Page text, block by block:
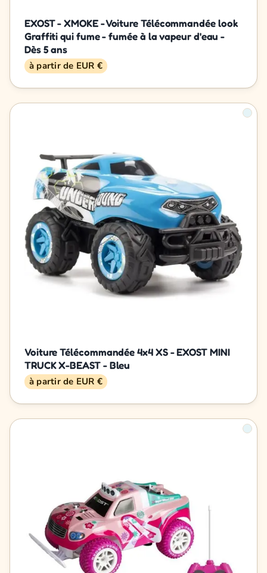
EXOST - XMOKE - Voiture Télécommandée look
Graffiti qui fume - fumée à la vapeur d'eau -
Dès 5 ans
à partir de EUR €
Voiture Télécommandée 4x4 XS - EXOST MINI
TRUCK X-BEAST - Bleu
à partir de EUR €